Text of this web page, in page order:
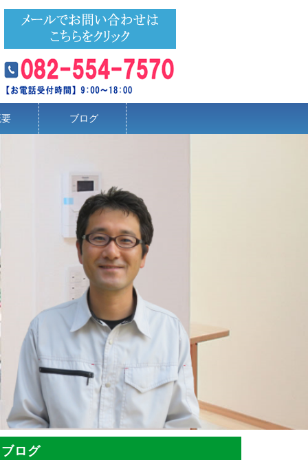
ブログ
ブログ